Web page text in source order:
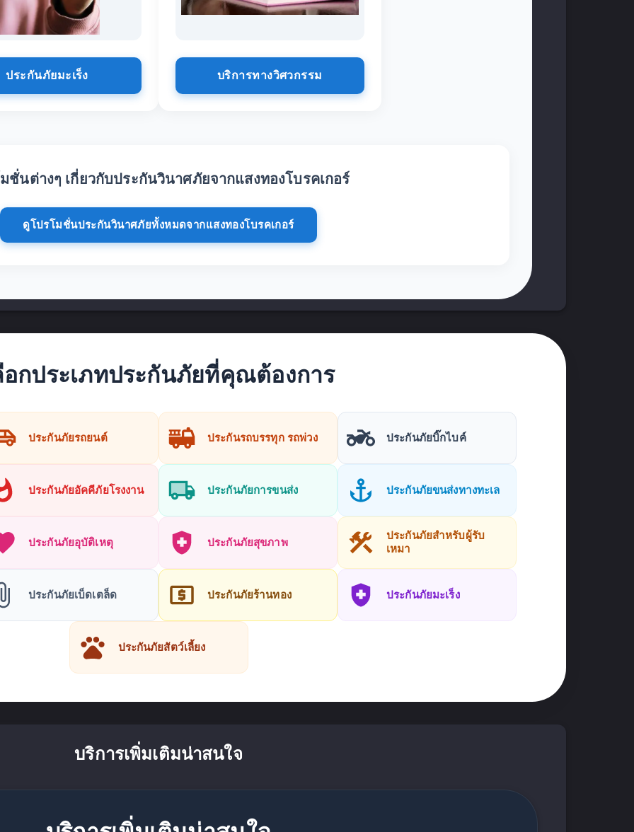
ประกันภัยมะเร็ง บริการทางวิศวกรรม
ชั่นต่างๆ เกี่ยวกับประกันวินาศภัยจากแสงทองโบรคเกอร์
ดูโปรโมชั่นประกันวินาศภัยทั้งหมดจากแสงทองโบรคเกอร์
อกประเภทประกันภัยที่คุณต้องการ
ประกันภัยรถยนต์ ประกันรถบรรทุก รถพ่วง ประกันภัยบิ๊กไบค์
ประกันภัยอัคคีภัยโรงงาน ประกันภัยการขนส่ง ประกันภัยขนส่งทางทะเล
ประกันภัยอุบัติเหตุ ประกันภัยสุขภาพ
ประกันภัยสำหรับผู้รับ
เหมา
ประกันภัยเบ็ดเตล็ด ประกันภัยร้านทอง ประกันภัยมะเร็ง
ประกันภัยสัตว์เลี้ยง
บริการเพิ่มเติมน่าสนใจ